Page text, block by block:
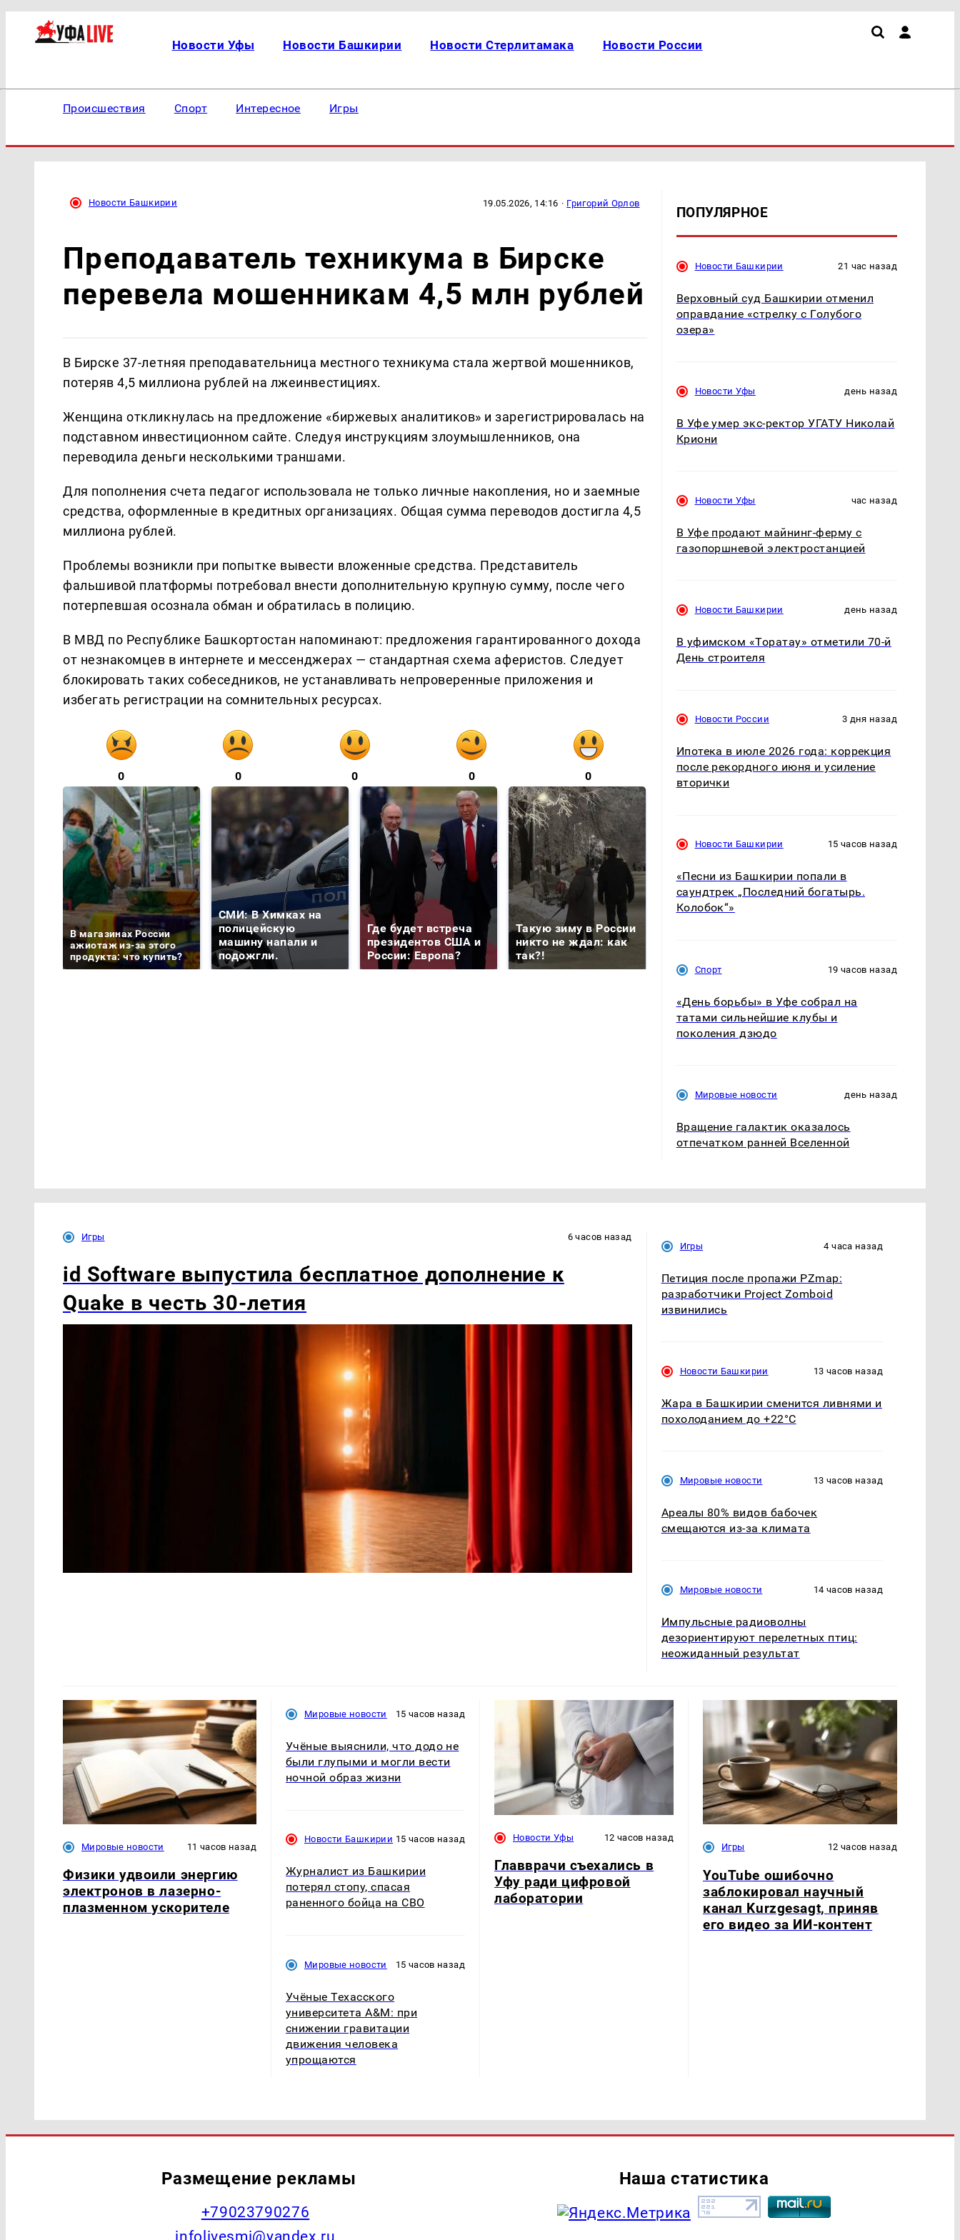
Новости Уфы Новости Башкирии Новости Стерлитамака Новости России
Происшествия Спорт Интересное Игры
Новости Башкирии 19.05.2026, 14:16 · Григорий Орлов
Преподаватель техникума в Бирске
перевела мошенникам 4,5 млн рублей
В Бирске 37-летняя преподавательница местного техникума стала жертвой мошенников,
потеряв 4,5 миллиона рублей на лжеинвестициях.
Женщина откликнулась на предложение «биржевых аналитиков» и зарегистрировалась на
подставном инвестиционном сайте. Следуя инструкциям злоумышленников, она
переводила деньги несколькими траншами.
Для пополнения счета педагог использовала не только личные накопления, но и заемные
средства, оформленные в кредитных организациях. Общая сумма переводов достигла 4,5
миллиона рублей.
Проблемы возникли при попытке вывести вложенные средства. Представитель
фальшивой платформы потребовал внести дополнительную крупную сумму, после чего
потерпевшая осознала обман и обратилась в полицию.
В МВД по Республике Башкортостан напоминают: предложения гарантированного дохода
от незнакомцев в интернете и мессенджерах — стандартная схема аферистов. Следует
блокировать таких собеседников, не устанавливать непроверенные приложения и
избегать регистрации на сомнительных ресурсах.
0 0 0 0 0
В магазинах России
ажиотаж из-за этого
продукта: что купить?
СМИ: В Химках на
полицейскую
машину напали и
подожгли.
Где будет встреча
президентов США и
России: Европа?
Такую зиму в России
никто не ждал: как
так?!
ПОПУЛЯРНОЕ
Новости Башкирии 21 час назад
Верховный суд Башкирии отменил
оправдание «стрелку с Голубого
озера»
Новости Уфы день назад
В Уфе умер экс-ректор УГАТУ Николай
Криони
Новости Уфы час назад
В Уфе продают майнинг-ферму с
газопоршневой электростанцией
Новости Башкирии день назад
В уфимском «Торатау» отметили 70-й
День строителя
Новости России 3 дня назад
Ипотека в июле 2026 года: коррекция
после рекордного июня и усиление
вторички
Новости Башкирии 15 часов назад
«Песни из Башкирии попали в
саундтрек „Последний богатырь.
Колобок“»
Спорт 19 часов назад
«День борьбы» в Уфе собрал на
татами сильнейшие клубы и
поколения дзюдо
Мировые новости день назад
Вращение галактик оказалось
отпечатком ранней Вселенной
Игры 6 часов назад
id Software выпустила бесплатное дополнение к
Quake в честь 30-летия
Игры 4 часа назад
Петиция после пропажи PZmap:
разработчики Project Zomboid
извинились
Новости Башкирии 13 часов назад
Жара в Башкирии сменится ливнями и
похолоданием до +22°C
Мировые новости 13 часов назад
Ареалы 80% видов бабочек
смещаются из-за климата
Мировые новости 14 часов назад
Импульсные радиоволны
дезориентируют перелетных птиц:
неожиданный результат
Мировые новости 11 часов назад
Физики удвоили энергию
электронов в лазерно-
плазменном ускорителе
Мировые новости 15 часов назад
Учёные выяснили, что додо не
были глупыми и могли вести
ночной образ жизни
Новости Башкирии 15 часов назад
Журналист из Башкирии
потерял стопу, спасая
раненного бойца на СВО
Мировые новости 15 часов назад
Учёные Техасского
университета A&M: при
снижении гравитации
движения человека
упрощаются
Новости Уфы 12 часов назад
Главврачи съехались в
Уфу ради цифровой
лаборатории
Игры 12 часов назад
YouTube ошибочно
заблокировал научный
канал Kurzgesagt, приняв
его видео за ИИ-контент
Размещение рекламы
+79023790276
infolivesmi@yandex.ru
Наша статистика